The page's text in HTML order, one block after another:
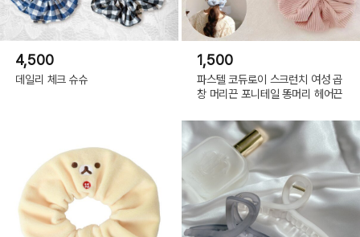
4,500
데일리 체크 슈슈
1,500
파스텔 코듀로이 스크런치 여성 곱
창 머리끈 포니테일 똥머리 헤어끈